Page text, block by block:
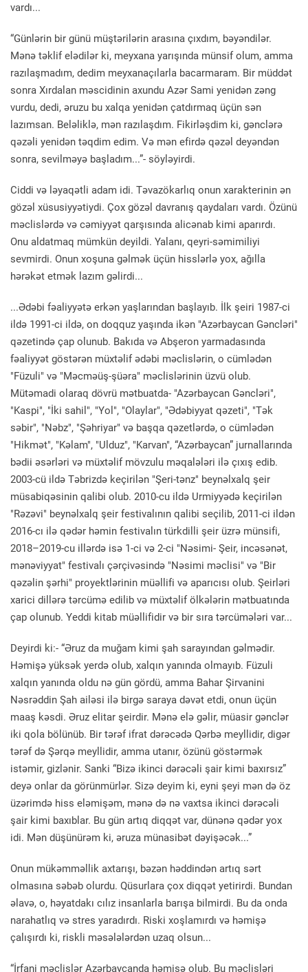
vardı...
“Günlərin bir günü müştərilərin arasına çıxdım, bəyəndilər.
Mənə təklif elədilər ki, meyxana yarışında münsif olum, amma
razılaşmadım, dedim meyxanaçılarla bacarmaram. Bir müddət
sonra Xırdalan məscidinin axundu Azər Sami yenidən zəng
vurdu, dedi, əruzu bu xalqa yenidən çatdırmaq üçün sən
lazımsan. Beləliklə, mən razılaşdım. Fikirləşdim ki, gənclərə
qəzəli yenidən təqdim edim. Və mən efirdə qəzəl deyəndən
sonra, sevilməyə başladım...”- söyləyirdi.
Ciddi və ləyaqətli adam idi. Təvazökarlıq onun xarakterinin ən
gözəl xüsusiyyətiydi. Çox gözəl davranış qaydaları vardı. Özünü
məclislərdə və cəmiyyət qarşısında alicənab kimi aparırdı.
Onu aldatmaq mümkün deyildi. Yalanı, qeyri-səmimiliyi
sevmirdi. Onun xoşuna gəlmək üçün hisslərlə yox, ağılla
hərəkət etmək lazım gəlirdi...
...Ədəbi fəaliyyətə erkən yaşlarından başlayıb. İlk şeiri 1987-ci
ildə 1991-ci ildə, on doqquz yaşında ikən "Azərbaycan Gəncləri"
qəzetində çap olunub. Bakıda və Abşeron yarmadasında
fəaliyyət göstərən müxtəlif ədəbi məclislərin, o cümlədən
"Füzuli" və "Məcməüş-şüəra" məclislərinin üzvü olub.
Mütəmadi olaraq dövrü mətbuatda- "Azərbaycan Gəncləri",
"Kaspi", "İki sahil", "Yol", "Olaylar", "Ədəbiyyat qəzeti", "Tək
səbir", "Nəbz", "Şəhriyar" və başqa qəzetlərdə, o cümlədən
"Hikmət", "Kəlam", "Ulduz", "Karvan", “Azərbaycan” jurnallarında
bədii əsərləri və müxtəlif mövzulu məqalələri ilə çıxış edib.
2003-cü ildə Təbrizdə keçirilən "Şeri-tənz" beynəlxalq şeir
müsabiqəsinin qalibi olub. 2010-cu ildə Urmiyyədə keçirilən
"Rəzəvi" beynəlxalq şeir festivalının qalibi seçilib, 2011-ci ildən
2016-cı ilə qədər həmin festivalın türkdilli şeir üzrə münsifi,
2018–2019-cu illərdə isə 1-ci və 2-ci "Nəsimi- Şeir, incəsənət,
mənəviyyat" festivalı çərçivəsində "Nəsimi məclisi" və "Bir
qəzəlin şərhi" proyektlərinin müəllifi və aparıcısı olub. Şeirləri
xarici dillərə tərcümə edilib və müxtəlif ölkələrin mətbuatında
çap olunub. Yeddi kitab müəllifidir və bir sıra tərcümələri var...
Deyirdi ki:- “Əruz da muğam kimi şah sarayından gəlmədir.
Həmişə yüksək yerdə olub, xalqın yanında olmayıb. Füzuli
xalqın yanında oldu nə gün gördü, amma Bahar Şirvanini
Nəsrəddin Şah ailəsi ilə birgə saraya dəvət etdi, onun üçün
maaş kəsdi. Əruz elitar şeirdir. Mənə elə gəlir, müasir gənclər
iki qola bölünüb. Bir tərəf ifrat dərəcədə Qərbə meyllidir, digər
tərəf də Şərqə meyllidir, amma utanır, özünü göstərmək
istəmir, gizlənir. Sanki “Bizə ikinci dərəcəli şair kimi baxırsız”
deyə onlar da görünmürlər. Sizə deyim ki, eyni şeyi mən də öz
üzərimdə hiss eləmişəm, mənə də nə vaxtsa ikinci dərəcəli
şair kimi baxıblar. Bu gün artıq diqqət var, dünənə qədər yox
idi. Mən düşünürəm ki, əruza münasibət dəyişəcək...”
Onun mükəmməllik axtarışı, bəzən həddindən artıq sərt
olmasına səbəb olurdu. Qüsurlara çox diqqət yetirirdi. Bundan
əlavə, o, həyatdakı cılız insanlarla barışa bilmirdi. Bu da onda
narahatlıq və stres yaradırdı. Riski xoşlamırdı və həmişə
çalışırdı ki, riskli məsələlərdən uzaq olsun...
“İrfani məclislər Azərbaycanda həmişə olub. Bu məclisləri